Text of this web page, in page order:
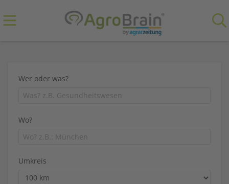
Wer oder was?
Wo?
Umkreis